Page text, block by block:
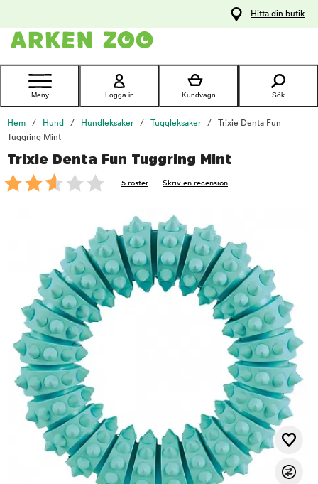
Kontakta
Hitta din butik
Meny Logga in Kundvagn Sök
Hem Hund Hundleksaker Tuggleksaker
Trixie Denta Fun
Tuggring Mint
Trixie Denta Fun Tuggring Mint
5 röster Skriv en recension
foo